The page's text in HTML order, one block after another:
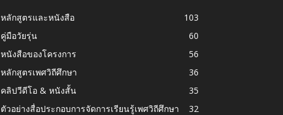
หลักสูตรและหนังสือ
103
คู่มือวัยรุ่น
60
หนังสือของโครงการ
56
หลักสูตรเพศวิถีศึกษา
36
คลิปวีดีโอ & หนังสั้น
35
ตัวอย่างสื่อประกอบการจัดการเรียนรู้เพศวิถีศึกษา
32